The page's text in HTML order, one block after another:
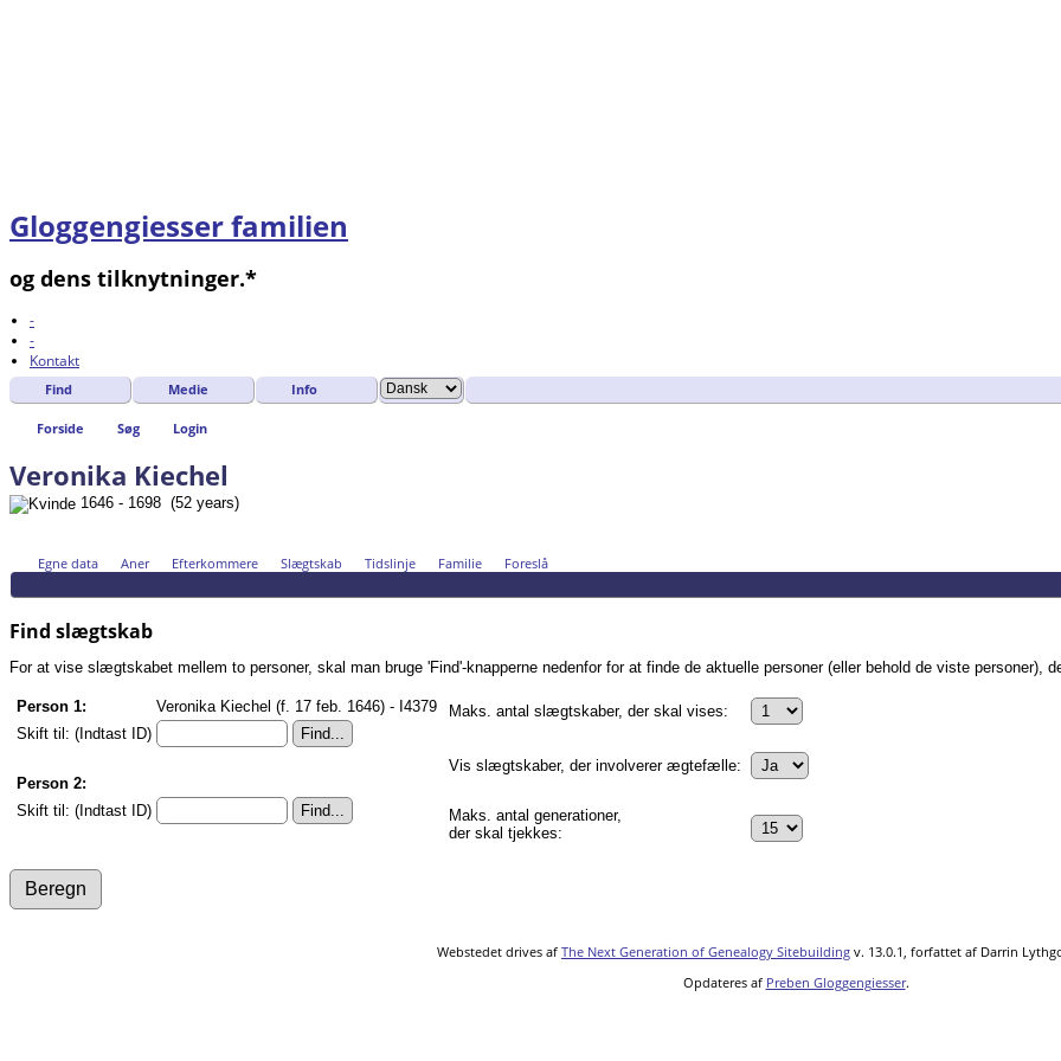
Gloggengiesser familien
og dens tilknytninger.*
-
-
Kontakt
Find Medie Info
Forside Søg Login
Veronika Kiechel
1646 - 1698 (52 years)
Egne data Aner Efterkommere Slægtskab Tidslinje Familie Foreslå
Find slægtskab
For at vise slægtskabet mellem to personer, skal man bruge 'Find'-knapperne nedenfor for at finde de aktuelle personer (eller behold de viste personer),
Person 1:
Veronika Kiechel (f. 17 feb. 1646) - I4379
Skift til: (Indtast ID)
Person 2:
Skift til: (Indtast ID)
Maks. antal slægtskaber, der skal vises:
Vis slægtskaber, der involverer ægtefælle:
Maks. antal generationer,
der skal tjekkes:
Webstedet drives af The Next Generation of Genealogy Sitebuilding v. 13.0.1, forfattet af Darrin
Opdateres af Preben Gloggengiesser.